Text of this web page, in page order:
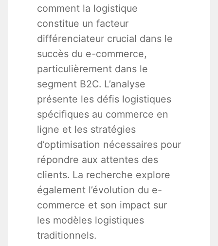
comment la logistique
constitue un facteur
différenciateur crucial dans le
succès du e-commerce,
particulièrement dans le
segment B2C. L’analyse
présente les défis logistiques
spécifiques au commerce en
ligne et les stratégies
d’optimisation nécessaires pour
répondre aux attentes des
clients. La recherche explore
également l’évolution du e-
commerce et son impact sur
les modèles logistiques
traditionnels.